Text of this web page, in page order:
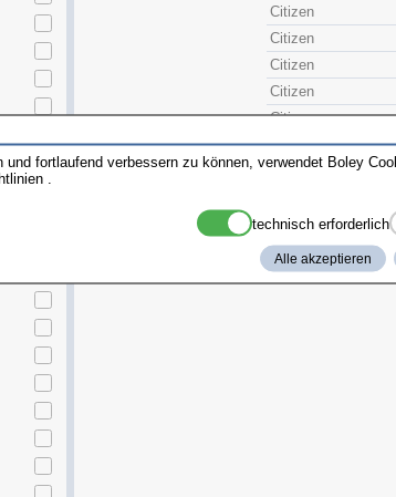
Citizen
Citizen
Citizen
Citizen
Citizen
Citizen
Citizen
Citizen
Citizen
Citizen
fortlaufend verbessern zu können, verwendet Boley
technisch erforderlich
Alle akzeptieren